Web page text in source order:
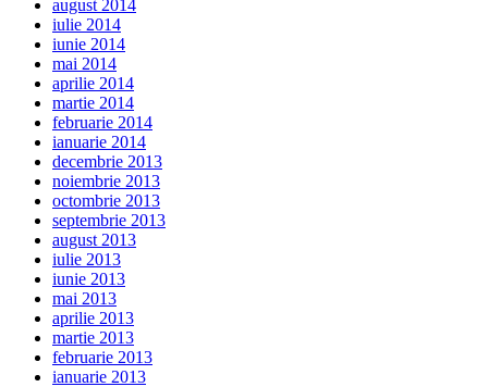
august 2014
iulie 2014
iunie 2014
mai 2014
aprilie 2014
martie 2014
februarie 2014
ianuarie 2014
decembrie 2013
noiembrie 2013
octombrie 2013
septembrie 2013
august 2013
iulie 2013
iunie 2013
mai 2013
aprilie 2013
martie 2013
februarie 2013
ianuarie 2013